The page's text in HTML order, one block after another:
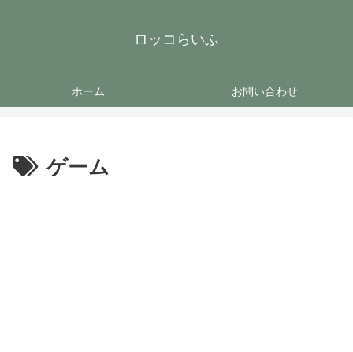
ロッコらいふ
ホーム お問い合わせ
ゲーム